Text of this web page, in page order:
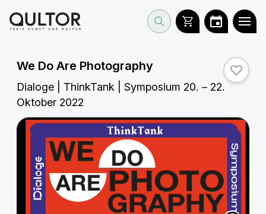
We Do Are Photography
Dialoge | ThinkTank | Symposium 20. – 22.
Oktober 2022